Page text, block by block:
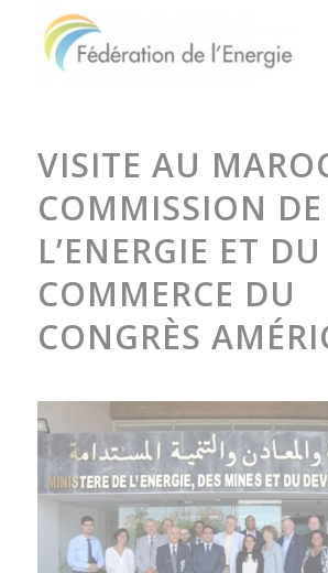
VISITE AU
COMMISSION DE
L’ENERGIE ET DU
COMMERCE DU
CONGRÈS